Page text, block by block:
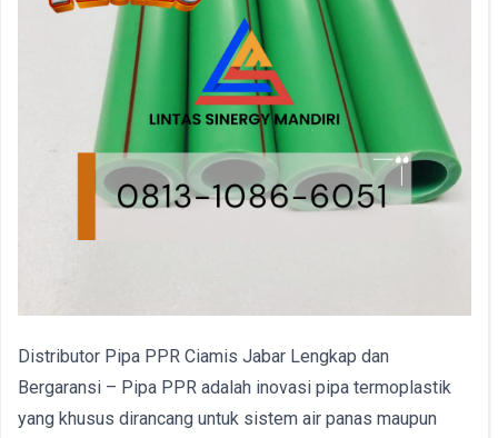
Distributor Pipa PPR Ciamis Jabar Lengkap dan
Bergaransi – Pipa PPR adalah inovasi pipa termoplastik
yang khusus dirancang untuk sistem air panas maupun